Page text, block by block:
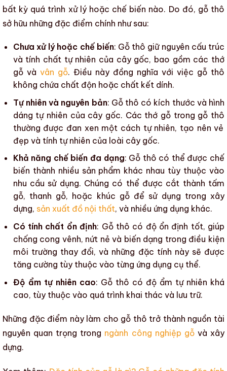
bất kỳ quá trình xử lý hoặc chế biến nào. Do đó, gỗ thô
sở hữu những đặc điểm chính như sau:
Chưa xử lý hoặc chế biến: Gỗ thô giữ nguyên cấu trúc
và tính chất tự nhiên của cây gốc, bao gồm các thớ
gỗ và vân gỗ. Điều này đồng nghĩa với việc gỗ thô
không chứa chất độn hoặc chất kết dính.
Tự nhiên và nguyên bản: Gỗ thô có kích thước và hình
dáng tự nhiên của cây gốc. Các thớ gỗ trong gỗ thô
thường được đan xen một cách tự nhiên, tạo nên vẻ
đẹp và tính tự nhiên của loài cây gốc.
Khả năng chế biến đa dạng: Gỗ thô có thể được chế
biến thành nhiều sản phẩm khác nhau tùy thuộc vào
nhu cầu sử dụng. Chúng có thể được cắt thành tấm
gỗ, thanh gỗ, hoặc khúc gỗ để sử dụng trong xây
dựng, sản xuất đồ nội thất, và nhiều ứng dụng khác.
Có tính chất ổn định: Gỗ thô có độ ổn định tốt, giúp
chống cong vênh, nứt nẻ và biến dạng trong điều kiện
môi trường thay đổi, và những đặc tính này sẽ được
tăng cường tùy thuộc vào từng ứng dụng cụ thể.
Độ ẩm tự nhiên cao: Gỗ thô có độ ẩm tự nhiên khá
cao, tùy thuộc vào quá trình khai thác và lưu trữ.
Những đặc điểm này làm cho gỗ thô trở thành nguồn tài
nguyên quan trọng trong ngành công nghiệp gỗvàxây
dựng.